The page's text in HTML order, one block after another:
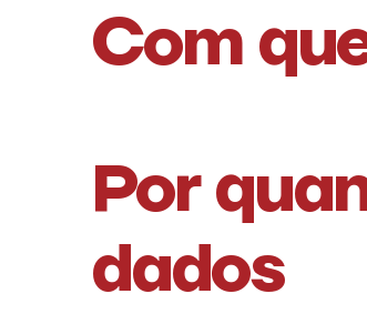
Com
Por
dados